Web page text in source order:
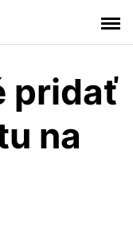
pridať
na